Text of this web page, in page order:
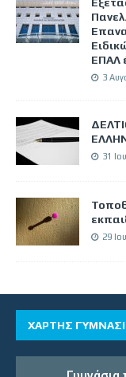
ΕΠΑΛ
3
31
29
ΧΑΡΤΗΣ